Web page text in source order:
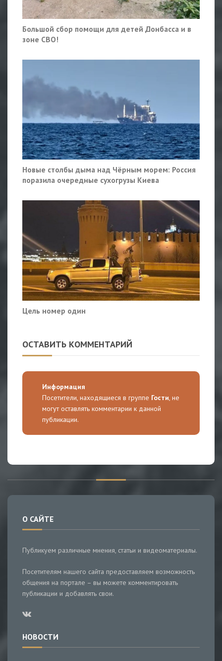
Большой сбор помощи для детей Донбасса и в
зоне СВО!
Новые столбы дыма над Чёрным морем: Россия
поразила очередные сухогрузы Киева
Цель номер один
ОСТАВИТЬ КОММЕНТАРИЙ
Информация
Посетители, находящиеся в группе Гости, не
могут оставлять комментарии к данной
публикации.
О САЙТЕ
Публикуем различные мнения, статьи и видеоматериалы.
Посетителям нашего сайта предоставляем возможность
общения на портале – вы можете комментировать
публикации и добавлять свои.
НОВОСТИ